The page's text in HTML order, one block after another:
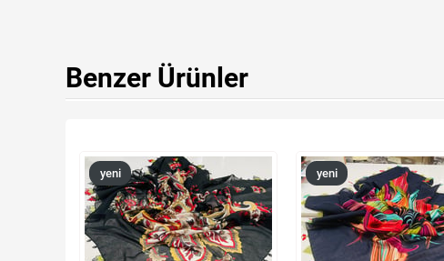
Benzer Ürünler
yeni
ürün
yeni
ürün